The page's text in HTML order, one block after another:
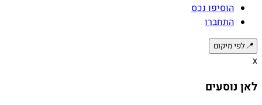
הוסיפו נכס
התחברו
📍לפי מיקום
x
לאן נוסעים